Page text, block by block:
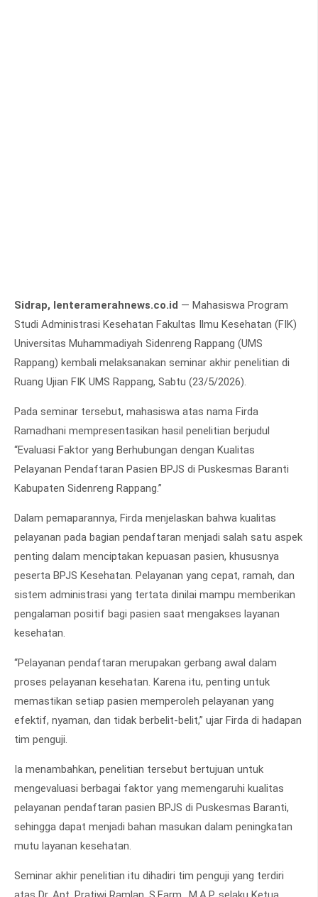
Sidrap, lenteramerahnews.co.id — Mahasiswa Program
Studi Administrasi Kesehatan Fakultas Ilmu Kesehatan (FIK)
Universitas Muhammadiyah Sidenreng Rappang (UMS
Rappang) kembali melaksanakan seminar akhir penelitian di
Ruang Ujian FIK UMS Rappang, Sabtu (23/5/2026).
Pada seminar tersebut, mahasiswa atas nama Firda
Ramadhani mempresentasikan hasil penelitian berjudul
“Evaluasi Faktor yang Berhubungan dengan Kualitas
Pelayanan Pendaftaran Pasien BPJS di Puskesmas Baranti
Kabupaten Sidenreng Rappang.”
Dalam pemaparannya, Firda menjelaskan bahwa kualitas
pelayanan pada bagian pendaftaran menjadi salah satu aspek
penting dalam menciptakan kepuasan pasien, khususnya
peserta BPJS Kesehatan. Pelayanan yang cepat, ramah, dan
sistem administrasi yang tertata dinilai mampu memberikan
pengalaman positif bagi pasien saat mengakses layanan
kesehatan.
“Pelayanan pendaftaran merupakan gerbang awal dalam
proses pelayanan kesehatan. Karena itu, penting untuk
memastikan setiap pasien memperoleh pelayanan yang
efektif, nyaman, dan tidak berbelit-belit,” ujar Firda di hadapan
tim penguji.
Ia menambahkan, penelitian tersebut bertujuan untuk
mengevaluasi berbagai faktor yang memengaruhi kualitas
pelayanan pendaftaran pasien BPJS di Puskesmas Baranti,
sehingga dapat menjadi bahan masukan dalam peningkatan
mutu layanan kesehatan.
Seminar akhir penelitian itu dihadiri tim penguji yang terdiri